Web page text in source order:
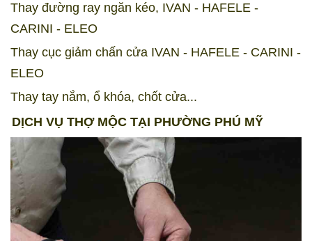
Thay đường ray ngăn kéo, IVAN - HAFELE -
CARINI - ELEO
Thay cục giảm chấn cửa IVAN - HAFELE - CARINI -
ELEO
Thay tay nắm, ổ khóa, chốt cửa...
DỊCH VỤ THỢ MỘC TẠI PHƯỜNG PHÚ MỸ